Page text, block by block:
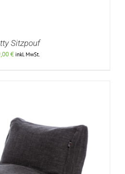
DETAILS
Sitzpouf
€ inkl. MwSt.